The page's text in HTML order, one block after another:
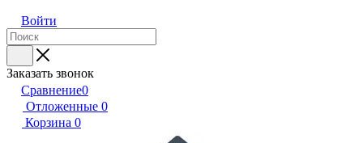
Войти
Заказать звонок
Сравнение0
Отложенные 0
Корзина 0